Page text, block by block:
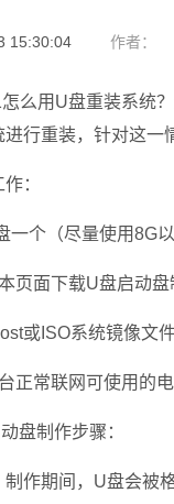
15:30:04 作者：
用U盘重装系统？
进行重装，针对这一
：
个（尽量使用8G以
面下载U盘启动盘
ISO系统镜像文件
常联网可使用的电
制作步骤：
期间，U盘会被格